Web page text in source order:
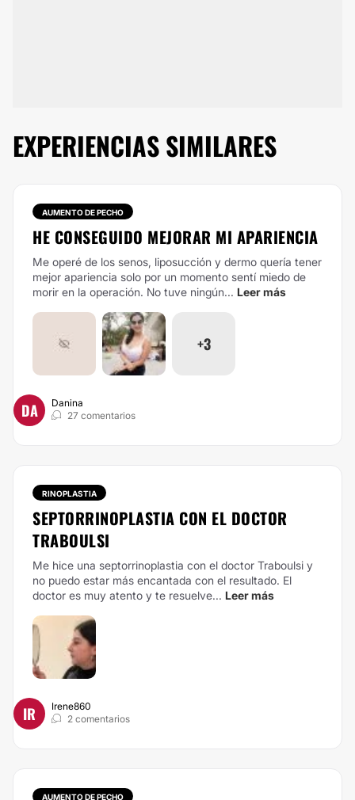
EXPERIENCIAS SIMILARES
AUMENTO DE PECHO
HE CONSEGUIDO MEJORAR MI APARIENCIA
Me operé de los senos, liposucción y dermo quería tener
mejor apariencia solo por un momento sentí miedo de
morir en la operación. No tuve ningún... Leer más
+3
DA
Danina
27 comentarios
RINOPLASTIA
SEPTORRINOPLASTIA CON EL DOCTOR
TRABOULSI
Me hice una septorrinoplastia con el doctor Traboulsi y
no puedo estar más encantada con el resultado. El
doctor es muy atento y te resuelve... Leer más
IR
Irene860
2 comentarios
AUMENTO DE PECHO